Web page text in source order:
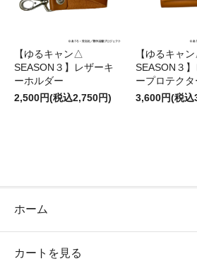
【ゆるキャン△
SEASON３】レザーキ
ーホルダー
2,500円(税込2,750円)
【ゆるキャ
SEASON３
ープロテクタ
3,600円(税込
ホーム
カートを見る